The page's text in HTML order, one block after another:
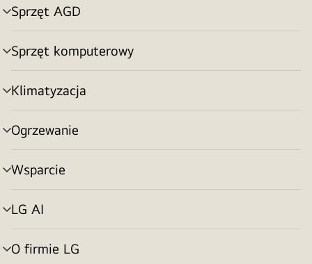
Sprzęt AGD
Przełącznik
menu
Sprzęt komputerowy
Przełącznik
menu
Klimatyzacja
Przełącznik
menu
Ogrzewanie
Przełącznik
menu
Wsparcie
Przełącznik
menu
LG AI
Przełącznik
menu
O firmie LG
Przełącznik